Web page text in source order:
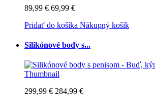
89,99 € 69,99 €
Pridať do košíka Nákupný košík
Silikónové body s...
299,99 € 284,99 €